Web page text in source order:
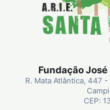
Fundação
R. Mata Atlântica, 447
CEP: